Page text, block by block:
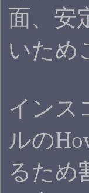
面、安
いため
インス
ルの
るため